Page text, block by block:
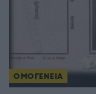
ΟΜΟΓΕΝΕΙΑ